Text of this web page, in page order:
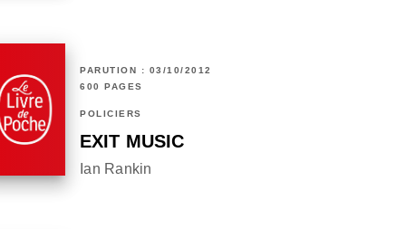
PARUTION : 03/10/2012
600 PAGES
POLICIERS
EXIT MUSIC
Ian Rankin